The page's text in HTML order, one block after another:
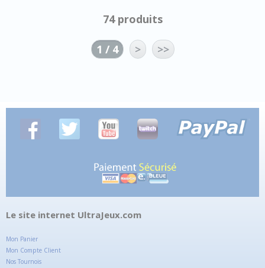
74 produits
1 / 4 > >>
Le site internet UltraJeux.com
Mon Panier
Mon Compte Client
Nos Tournois